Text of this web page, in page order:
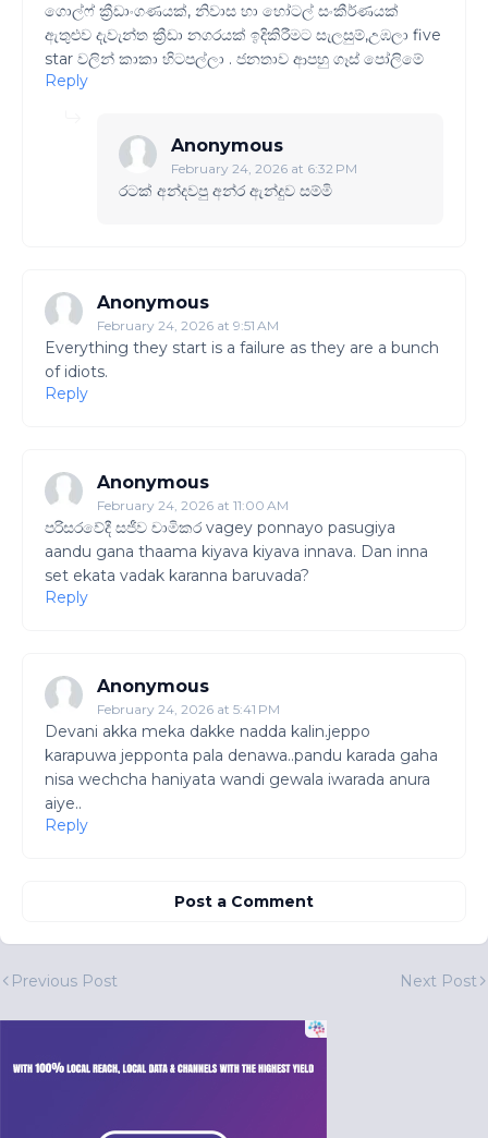
ගොල්ෆ් ක්‍රීඩාංගණයක්, නිවාස හා හෝටල් සංකීර්ණයක්
ඇතුළුව දැවැන්ත ක්‍රීඩා නගරයක් ඉදිකිරීමට සැලසුම්,උඹලා five
star වලින් කාකා හිටපල්ලා . ජනතාව ආපහු ගෑස් පෝලිමේ
Reply
Anonymous
February 24, 2026 at 6:32 PM
රටක් අන්දවපු අන්ර ඇන්දුව සම්මි
Anonymous
February 24, 2026 at 9:51 AM
Everything they start is a failure as they are a bunch
of idiots.
Reply
Anonymous
February 24, 2026 at 11:00 AM
පරිසරවේදී සජීව චාමිකර vagey ponnayo pasugiya
aandu gana thaama kiyava kiyava innava. Dan inna
set ekata vadak karanna baruvada?
Reply
Anonymous
February 24, 2026 at 5:41 PM
Devani akka meka dakke nadda kalin.jeppo
karapuwa jepponta pala denawa..pandu karada gaha
nisa wechcha haniyata wandi gewala iwarada anura
aiye..
Reply
Post a Comment
Previous Post Next Post